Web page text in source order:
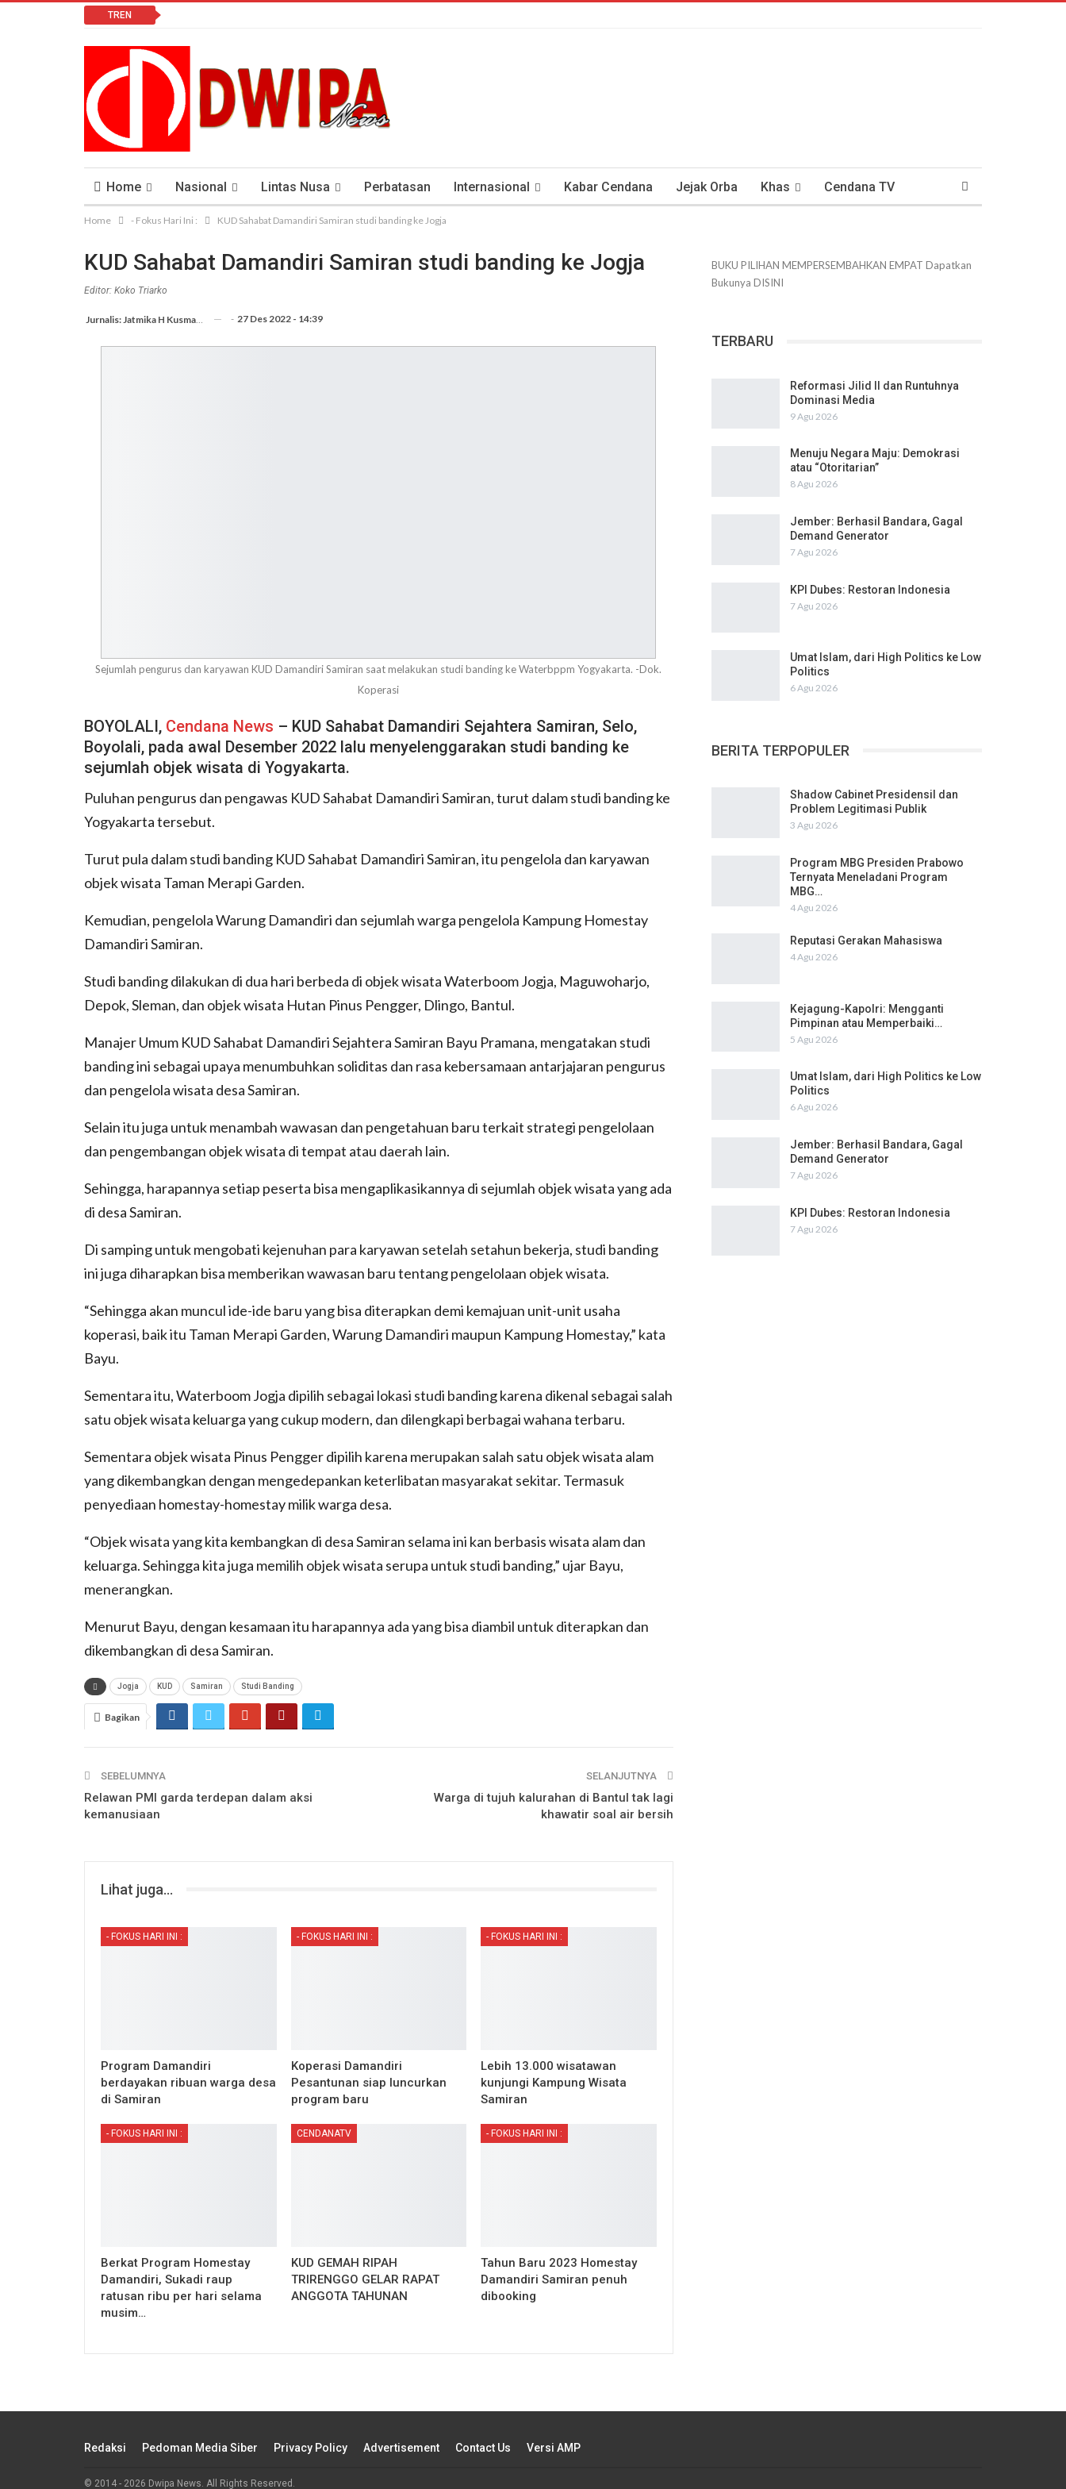
TREN
Home Nasional Lintas Nusa Perbatasan Internasional Kabar Cendana Jejak Orba Khas Cendana TV
Lomba Vlog Cendana News Peduli Kesehatan Antisipasi COVID-19
Home - Fokus Hari Ini : KUD Sahabat Damandiri Samiran studi banding ke Jogja
KUD Sahabat Damandiri Samiran studi banding ke Jogja
Editor: Koko Triarko
- 27 Des 2022 - 14:39
Sejumlah pengurus dan karyawan KUD Damandiri Samiran saat melakukan studi banding ke Waterbppm Yogyakarta. -Dok.
Koperasi
BOYOLALI, Cendana News – KUD Sahabat Damandiri Sejahtera Samiran, Selo,
Boyolali, pada awal Desember 2022 lalu menyelenggarakan studi banding ke
sejumlah objek wisata di Yogyakarta.
Puluhan pengurus dan pengawas KUD Sahabat Damandiri Samiran, turut dalam studi banding ke
Yogyakarta tersebut.
Turut pula dalam studi banding KUD Sahabat Damandiri Samiran, itu pengelola dan karyawan
objek wisata Taman Merapi Garden.
Kemudian, pengelola Warung Damandiri dan sejumlah warga pengelola Kampung Homestay
Damandiri Samiran.
Studi banding dilakukan di dua hari berbeda di objek wisata Waterboom Jogja, Maguwoharjo,
Depok, Sleman, dan objek wisata Hutan Pinus Pengger, Dlingo, Bantul.
Manajer Umum KUD Sahabat Damandiri Sejahtera Samiran Bayu Pramana, mengatakan studi
banding ini sebagai upaya menumbuhkan soliditas dan rasa kebersamaan antarjajaran pengurus
dan pengelola wisata desa Samiran.
Selain itu juga untuk menambah wawasan dan pengetahuan baru terkait strategi pengelolaan
dan pengembangan objek wisata di tempat atau daerah lain.
Sehingga, harapannya setiap peserta bisa mengaplikasikannya di sejumlah objek wisata yang ada
di desa Samiran.
Di samping untuk mengobati kejenuhan para karyawan setelah setahun bekerja, studi banding
ini juga diharapkan bisa memberikan wawasan baru tentang pengelolaan objek wisata.
“Sehingga akan muncul ide-ide baru yang bisa diterapkan demi kemajuan unit-unit usaha
koperasi, baik itu Taman Merapi Garden, Warung Damandiri maupun Kampung Homestay,” kata
Bayu.
Sementara itu, Waterboom Jogja dipilih sebagai lokasi studi banding karena dikenal sebagai salah
satu objek wisata keluarga yang cukup modern, dan dilengkapi berbagai wahana terbaru.
Sementara objek wisata Pinus Pengger dipilih karena merupakan salah satu objek wisata alam
yang dikembangkan dengan mengedepankan keterlibatan masyarakat sekitar. Termasuk
penyediaan homestay-homestay milik warga desa.
“Objek wisata yang kita kembangkan di desa Samiran selama ini kan berbasis wisata alam dan
keluarga. Sehingga kita juga memilih objek wisata serupa untuk studi banding,” ujar Bayu,
menerangkan.
Menurut Bayu, dengan kesamaan itu harapannya ada yang bisa diambil untuk diterapkan dan
dikembangkan di desa Samiran.
Jogja KUD Samiran Studi Banding
Bagikan
SEBELUMNYA
Relawan PMI garda terdepan dalam aksi
kemanusiaan
SELANJUTNYA
Warga di tujuh kalurahan di Bantul tak lagi
khawatir soal air bersih
Lihat juga...
- FOKUS HARI INI :
Program Damandiri
berdayakan ribuan warga desa
di Samiran
- FOKUS HARI INI :
Koperasi Damandiri
Pesantunan siap luncurkan
program baru
- FOKUS HARI INI :
Lebih 13.000 wisatawan
kunjungi Kampung Wisata
Samiran
- FOKUS HARI INI :
Berkat Program Homestay
Damandiri, Sukadi raup
ratusan ribu per hari selama
musim…
CENDANATV
KUD GEMAH RIPAH
TRIRENGGO GELAR RAPAT
ANGGOTA TAHUNAN
- FOKUS HARI INI :
Tahun Baru 2023 Homestay
Damandiri Samiran penuh
dibooking
BUKU PILIHAN MEMPERSEMBAHKAN EMPAT Dapatkan
Bukunya DISINI
TERBARU
Reformasi Jilid II dan Runtuhnya
Dominasi Media
9 Agu 2026
Menuju Negara Maju: Demokrasi
atau “Otoritarian”
8 Agu 2026
Jember: Berhasil Bandara, Gagal
Demand Generator
7 Agu 2026
KPI Dubes: Restoran Indonesia
7 Agu 2026
Umat Islam, dari High Politics ke Low
Politics
6 Agu 2026
BERITA TERPOPULER
Shadow Cabinet Presidensil dan
Problem Legitimasi Publik
3 Agu 2026
Program MBG Presiden Prabowo
Ternyata Meneladani Program
MBG…
4 Agu 2026
Reputasi Gerakan Mahasiswa
4 Agu 2026
Kejagung-Kapolri: Mengganti
Pimpinan atau Memperbaiki…
5 Agu 2026
Umat Islam, dari High Politics ke Low
Politics
6 Agu 2026
Jember: Berhasil Bandara, Gagal
Demand Generator
7 Agu 2026
KPI Dubes: Restoran Indonesia
7 Agu 2026
Redaksi Pedoman Media Siber Privacy Policy Advertisement Contact Us Versi AMP
© 2014 - 2026 Dwipa News. All Rights Reserved.